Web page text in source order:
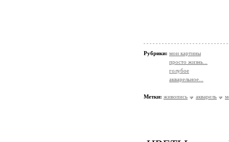
Рубрики: мои картины
просто жизнь...
голубое
акварельное...
Метки: живопись акварель